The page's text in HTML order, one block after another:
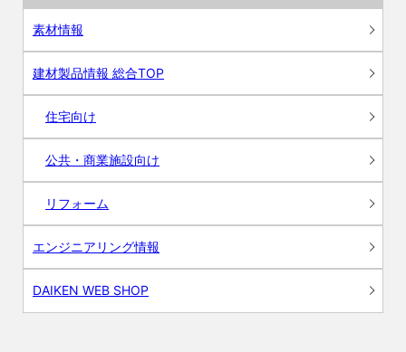
素材情報
建材製品情報 総合TOP
住宅向け
公共・商業施設向け
リフォーム
エンジニアリング情報
DAIKEN WEB SHOP